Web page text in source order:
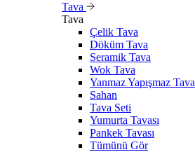
Tava
Tava
Çelik Tava
Döküm Tava
Seramik Tava
Wok Tava
Yanmaz Yapışmaz Tava
Sahan
Tava Seti
Yumurta Tavası
Pankek Tavası
Tümünü Gör